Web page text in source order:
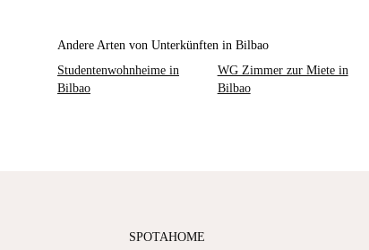
Andere Arten von Unterkünften in Bilbao
Studentenwohnheime in
Bilbao
WG Zimmer zur Miete in
Bilbao
SPOTAHOME